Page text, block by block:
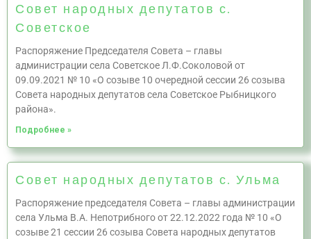
Совет народных депутатов с.
Советское
Распоряжение Председателя Совета – главы
администрации села Советское Л.Ф.Соколовой от
09.09.2021 № 10 «О созыве 10 очередной сессии 26 созыва
Совета народных депутатов села Советское Рыбницкого
района».
Подробнее »
Совет народных депутатов с. Ульма
Распоряжение председателя Совета – главы администрации
села Ульма В.А. Непотрибного от 22.12.2022 года № 10 «О
созыве 21 сессии 26 созыва Совета народных депутатов